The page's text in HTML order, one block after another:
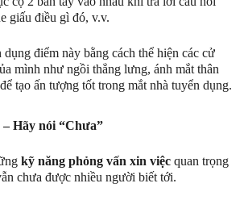
giấu điều gì đó, v.v.
điểm này bằng cách thể hiện các cử
mình như ngồi thẳng lưng, ánh mắt thân
tạo ấn tượng tốt trong mắt nhà tuyển dụng.
Hãy nói “Chưa”
kỹ năng phỏng vấn xin việc quan trọng
chưa được nhiều người biết tới.